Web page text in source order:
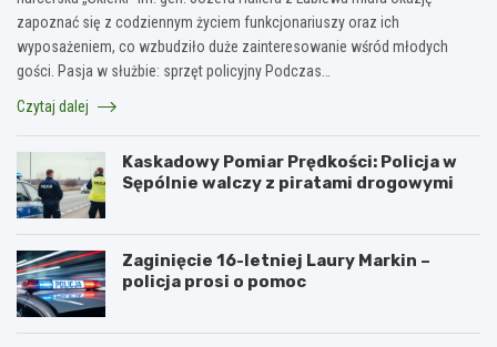
zapoznać się z codziennym życiem funkcjonariuszy oraz ich
wyposażeniem, co wzbudziło duże zainteresowanie wśród młodych
gości. Pasja w służbie: sprzęt policyjny Podczas…
Czytaj dalej
Kaskadowy Pomiar Prędkości: Policja w
Sępólnie walczy z piratami drogowymi
Zaginięcie 16-letniej Laury Markin –
policja prosi o pomoc